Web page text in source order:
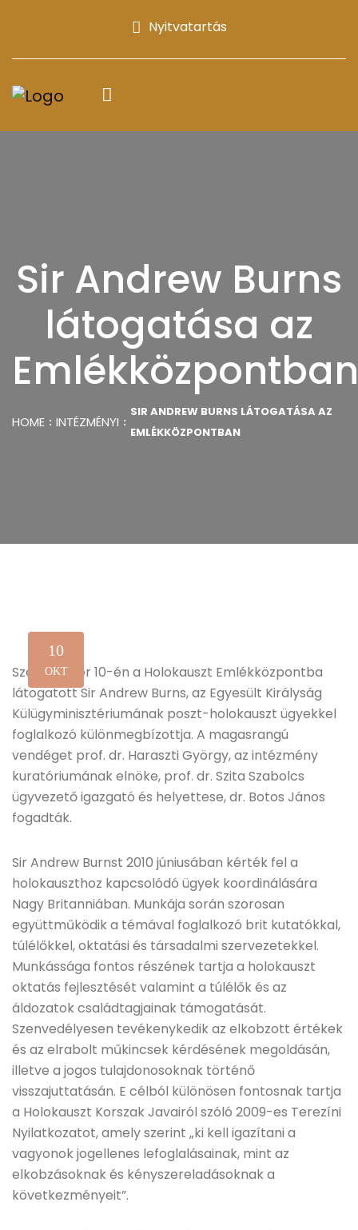
Nyitvatartás
Sir Andrew Burns
látogatása az
Emlékközpontban
HOME INTÉZMÉNYI
SIR ANDREW BURNS LÁTOGATÁSA AZ
EMLÉKKÖZPONTBAN
10
OKT
Szeptember 10-én a Holokauszt Emlékközpontba
látogatott Sir Andrew Burns, az Egyesült Királyság
Külügyminisztériumának poszt-holokauszt ügyekkel
foglalkozó különmegbízottja. A magasrangú
vendéget prof. dr. Haraszti György, az intézmény
kuratóriumának elnöke, prof. dr. Szita Szabolcs
ügyvezető igazgató és helyettese, dr. Botos János
fogadták.
Sir Andrew Burnst 2010 júniusában kérték fel a
holokauszthoz kapcsolódó ügyek koordinálására
Nagy Britanniában. Munkája során szorosan
együttműködik a témával foglalkozó brit kutatókkal,
túlélőkkel, oktatási és társadalmi szervezetekkel.
Munkássága fontos részének tartja a holokauszt
oktatás fejlesztését valamint a túlélők és az
áldozatok családtagjainak támogatását.
Szenvedélyesen tevékenykedik az elkobzott értékek
és az elrabolt műkincsek kérdésének megoldásán,
illetve a jogos tulajdonosoknak történő
visszajuttatásán. E célból különösen fontosnak tartja
a Holokauszt Korszak Javairól szóló 2009-es Terezíni
Nyilatkozatot, amely szerint „ki kell igazítani a
vagyonok jogellenes lefoglalásainak, mint az
elkobzásoknak és kényszereladásoknak a
következményeit”.